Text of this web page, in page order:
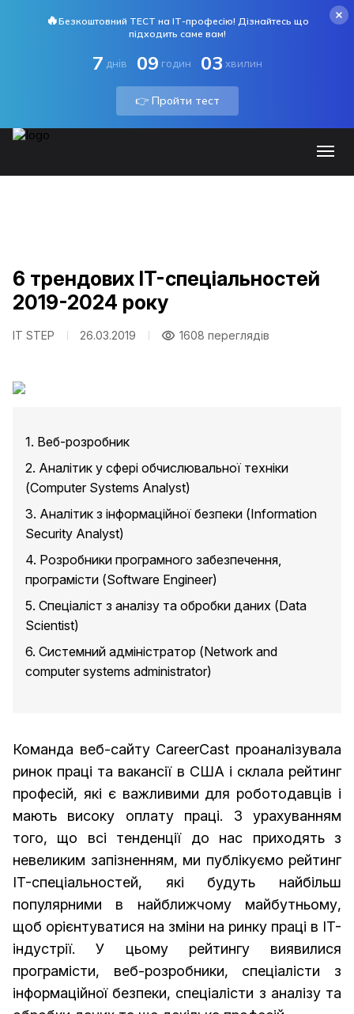
🔥Безкоштовний ТЕСТ на ІТ-професію! Дізнайтесь що
підходить саме вам!
7 днів 09 годин 03 хвилин
👉 Пройти тест
6 трендових IT-спеціальностей
2019-2024 року
IT STEP 26.03.2019 1608 переглядів
1. Веб-розробник
2. Аналітик у сфері обчислювальної техніки
(Computer Systems Analyst)
3. Аналітик з інформаційної безпеки (Information
Security Analyst)
4. Розробники програмного забезпечення,
програмісти (Software Engineer)
5. Спеціаліст з аналізу та обробки даних (Data
Scientist)
6. Системний адміністратор (Network and
computer systems administrator)
Команда веб-сайту CareerCast проаналізувала
ринок праці та вакансії в США і склала рейтинг
професій, які є важливими для роботодавців і
мають високу оплату праці. З урахуванням
того, що всі тенденції до нас приходять з
невеликим запізненням, ми публікуємо рейтинг
IT-спеціальностей, які будуть найбільш
популярними в найближчому майбутньому,
щоб орієнтуватися на зміни на ринку праці в IT-
індустрії. У цьому рейтингу виявилися
програмісти, веб-розробники, спеціалісти з
інформаційної безпеки, спеціалісти з аналізу та